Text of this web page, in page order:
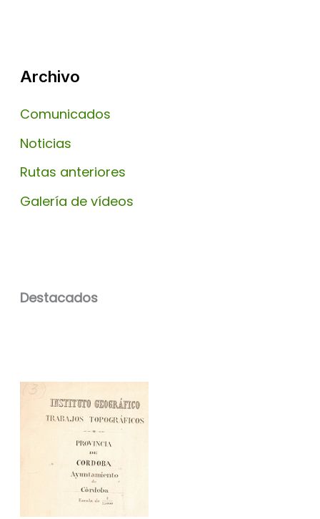
Archivo
Comunicados
Noticias
Rutas anteriores
Galería de vídeos
Destacados